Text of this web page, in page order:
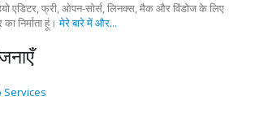
एडिटर, फ्री, ओपन-सोर्स, लिनक्स, मैक और विंडोज के लिए
का निर्माता हूं।मेरे बारे में और...
Services